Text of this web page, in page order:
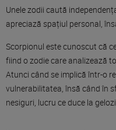
Unele zodii caută
apreciază spațiul personal,
Scorpionul este cunoscut că
fiind o zodie care analizează
Atunci când se implică într-o
vulnerabilitatea, însă când în
nesiguri, lucru ce duce la